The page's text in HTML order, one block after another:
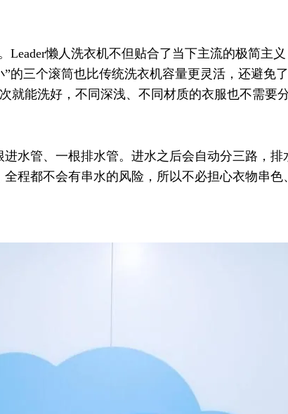
Leader懒人洗衣机不但贴合了当下主流的极简主
的三个滚筒也比传统洗衣机容量更灵活，还避免
就能洗好，不同深浅、不同材质的衣服也不需要
水管、一根排水管。进水之后会自动分三路，
程都不会有串水的风险，所以不必担心衣物串色